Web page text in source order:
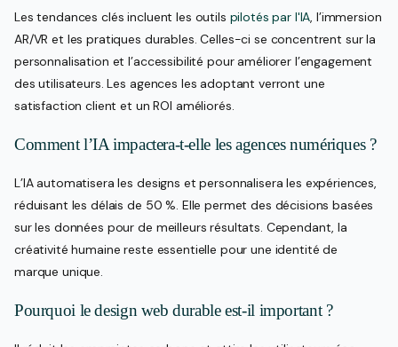
Les tendances clés incluent les outils pilotés par l'IA, l’immersion
AR/VR et les pratiques durables. Celles-ci se concentrent sur la
personnalisation et l’accessibilité pour améliorer l’engagement
des utilisateurs. Les agences les adoptant verront une
satisfaction client et un ROI améliorés.
Comment l’IA impactera-t-elle les agences numériques ?
L’IA automatisera les designs et personnalisera les expériences,
réduisant les délais de 50 %. Elle permet des décisions basées
sur les données pour de meilleurs résultats. Cependant, la
créativité humaine reste essentielle pour une identité de
marque unique.
Pourquoi le design web durable est-il important ?